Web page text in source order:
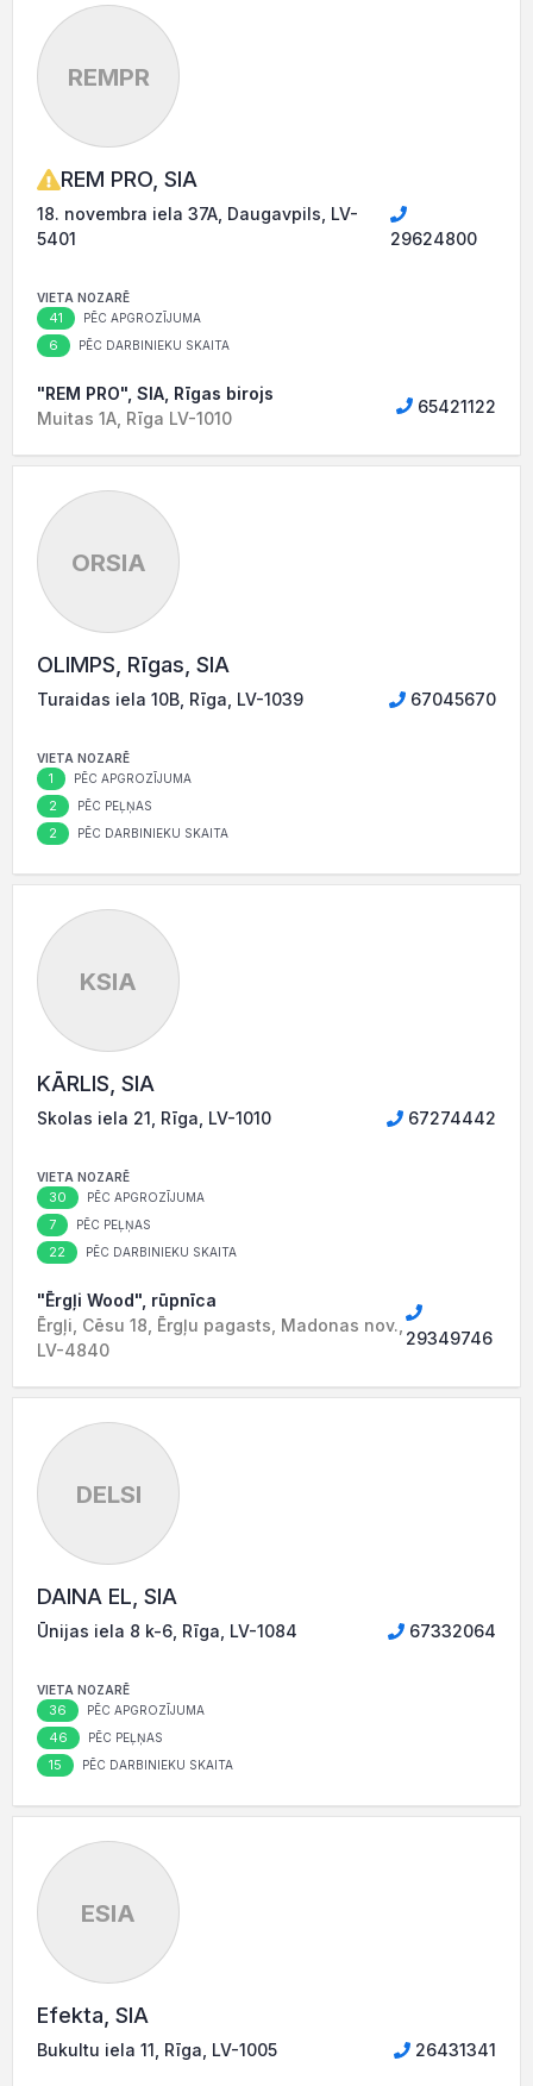
REMPR
REM PRO, SIA
18. novembra iela 37A, Daugavpils, LV-
5401
29624800
VIETA NOZARĒ
41 PĒC APGROZĪJUMA
6 PĒC DARBINIEKU SKAITA
"REM PRO", SIA, Rīgas birojs
Muitas 1A, Rīga LV-1010
65421122
ORSIA
OLIMPS, Rīgas, SIA
Turaidas iela 10B, Rīga, LV-1039 67045670
VIETA NOZARĒ
1 PĒC APGROZĪJUMA
2 PĒC PEĻŅAS
2 PĒC DARBINIEKU SKAITA
KSIA
KĀRLIS, SIA
Skolas iela 21, Rīga, LV-1010 67274442
VIETA NOZARĒ
30 PĒC APGROZĪJUMA
7 PĒC PEĻŅAS
22 PĒC DARBINIEKU SKAITA
"Ērgļi Wood", rūpnīca
Ērgļi, Cēsu 18, Ērgļu pagasts, Madonas nov.,
LV-4840
29349746
DELSI
DAINA EL, SIA
Ūnijas iela 8 k-6, Rīga, LV-1084 67332064
VIETA NOZARĒ
36 PĒC APGROZĪJUMA
46 PĒC PEĻŅAS
15 PĒC DARBINIEKU SKAITA
ESIA
Efekta, SIA
Bukultu iela 11, Rīga, LV-1005 26431341